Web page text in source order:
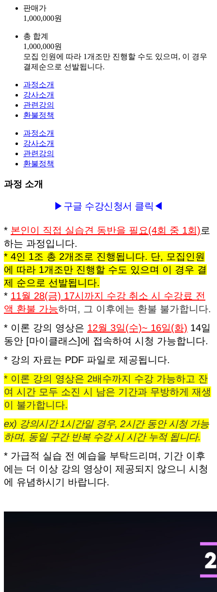
판매가
1,000,000원
총 합계
1,000,000원
모집 인원에 따라 1개조만 진행할 수도 있으며, 이 경우
결제순으로 선발됩니다.
과정소개
강사소개
관련강의
환불정책
과정소개
강사소개
관련강의
환불정책
과정 소개
▶구글 수강신청서 클릭◀
* 본인이 직접 실습견 동반을 필요(4회 중 1회)로
하는 과정입니다.
* 4인 1조 총 2개조로 진행됩니다. 단, 모집인원
에 따라 1개조만 진행할 수도 있으며 이 경우 결
제 순으로 선발됩니다.
* 11월 28(금) 17시까지 수강 취소 시 수강료 전
액 환불 가능하며, 그 이후에는 환불 불가합니다.
* 이론 강의 영상은 12월 3일(수)~ 16일(화) 14일
동안 [마이클래스]에 접속하여 시청 가능합니다.
* 강의 자료는 PDF 파일로 제공됩니다.
* 이론 강의 영상은 2배수까지 수강 가능하고 잔
여 시간 모두 소진 시 남은 기간과 무방하게 재생
이 불가합니다.
ex) 강의시간 1시간일 경우, 2시간 동안 시청 가능
하며, 동일 구간 반복 수강 시 시간 누적 됩니다.
* 가급적 실습 전 예습을 부탁드리며, 기간 이후
에는 더 이상 강의 영상이 제공되지 않으니 시청
에 유념하시기 바랍니다.